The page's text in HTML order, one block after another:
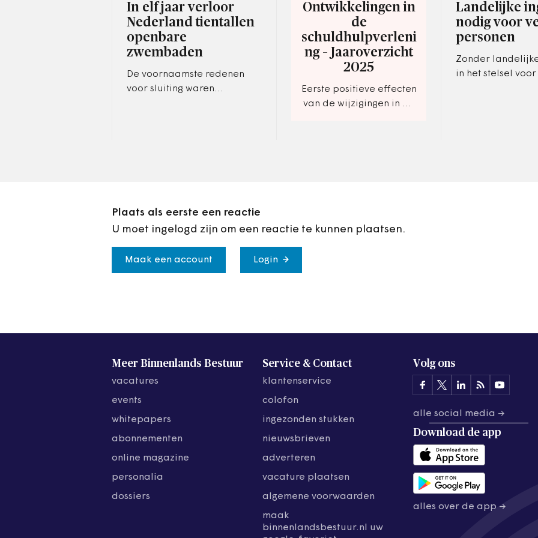
In elf jaar verloor
Nederland tientallen
openbare
zwembaden
De voornaamste redenen
voor sluiting waren
Ontwikkelingen in
de
schuldhulpverleni
ng – Jaaroverzicht
2025
Eerste positieve effecten
van de wijzigingen in de
Landelijke
nodig voor
personen
Zonder
in het stelsel voor
Plaats als eerste een reactie
U moet ingelogd zijn om een reactie te kunnen plaatsen.
Maak een account Login
Meer Binnenlands Bestuur
vacatures
events
whitepapers
abonnementen
online magazine
personalia
dossiers
Service & Contact
klantenservice
colofon
ingezonden stukken
nieuwsbrieven
adverteren
vacature plaatsen
algemene voorwaarden
maak
binnenlandsbestuur.nl uw
Volg ons
alle social media →
Download de app
alles over de app →